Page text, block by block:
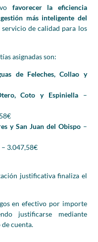
favorecer la eficiencia
más inteligente del
de calidad para los
asignadas son:
de Feleches, Collao y
Coto y Espiniella–
y San Juan del Obispo–
– 3.047,58€
justificativa finaliza el
en efectivo por importe
justificarse mediante
cuenta.